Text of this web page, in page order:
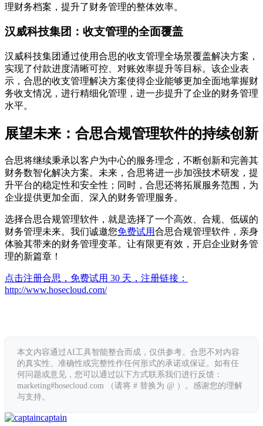
理财务档案，提升了财务管理的整体效率。
汉威科技集团：收支管理的全面覆盖
汉威科技集团通过使用合思的收支管理全场景覆盖解决方案，
实现了付款进度清晰可控、对账效率提升等目标。该企业表
示，合思的收支管理解决方案使得企业能够更加全面地掌握财
务收支情况，进行精细化管理，进一步提升了企业的财务管理
水平。
展望未来：合思合规管理软件的持续创新
合思将继续秉承以客户为中心的服务理念，不断创新和完善其
财务数智化解决方案。未来，合思将进一步加强技术研发，提
升平台的稳定性和安全性；同时，合思还将拓展服务范围，为
企业提供更加全面、深入的财务管理服务。
选择合思合规管理软件，就是选择了一个高效、合规、低碳的
财务管理未来。我们诚邀您免费试用合思合规管理软件，亲身
体验其带来的财务管理变革。让有限更有效，开启企业财务管
理的新篇章！
点击注册合思，免费试用 30 天，注册链接：
http://www.hosecloud.com/
本文内容通过AI工具智能整合而成，仅供参考。合思不对内容
的真实性、准确性或完整性作任何形式的承诺或保证。如有任
何问题或意见，您可以通过以下方式联系我们进行反馈：
marketing#hosecloud.com （请将 # 替换为 @ ）。感谢您的理解
与支持。
captain